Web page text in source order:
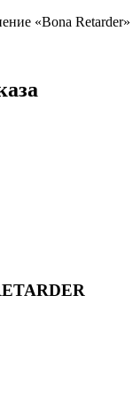
«Bona